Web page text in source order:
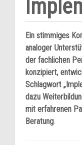
Ein stimmiges
analoger
der fachlichen
konzipiert,
Schlagwort
dazu
mit erfahrenen
Beratung.